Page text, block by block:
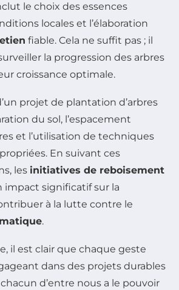
le choix des essences
locales et l’élaboration
fiable. Cela ne suffit pas ; il
la progression des arbres
croissance optimale.
projet de plantation d’arbres
du sol, l’espacement
et l’utilisation de techniques
En suivant ces
les initiatives de reboisement
impact significatif sur la
à la lutte contre le
.
il est clair que chaque geste
dans des projets durables
d’entre nous a le pouvoir